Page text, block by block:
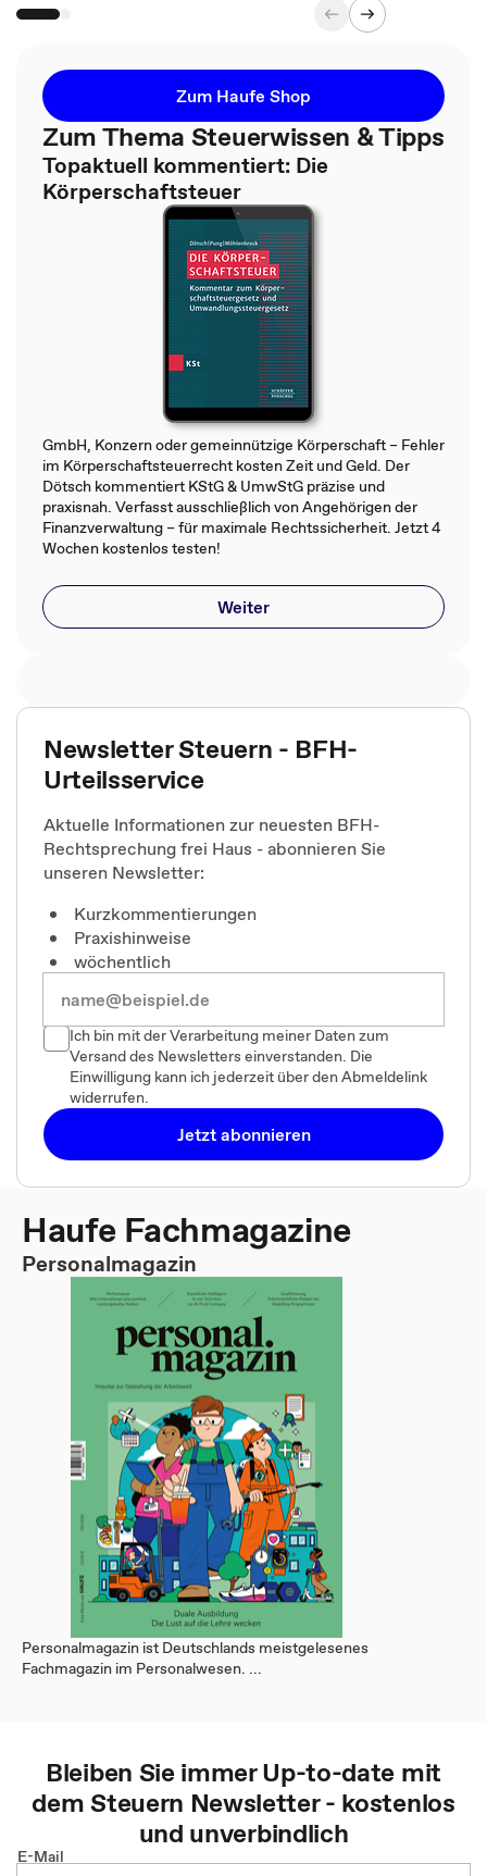
Zum Haufe Shop
Zum Thema Steuerwissen & Tipps
Topaktuell kommentiert: Die
Körperschaftsteuer
GmbH, Konzern oder gemeinnützige Körperschaft – Fehler
im Körperschaftsteuerrecht kosten Zeit und Geld. Der
Dötsch kommentiert KStG & UmwStG präzise und
praxisnah. Verfasst ausschließlich von Angehörigen der
Finanzverwaltung – für maximale Rechtssicherheit. Jetzt 4
Wochen kostenlos testen!
Weiter
Newsletter Steuern - BFH-
Urteilsservice
Aktuelle Informationen zur neuesten BFH-
Rechtsprechung frei Haus - abonnieren Sie
unseren Newsletter:
Kurzkommentierungen
Praxishinweise
wöchentlich
Ich bin mit der Verarbeitung meiner Daten zum
Versand des Newsletters einverstanden. Die
Einwilligung kann ich jederzeit über den Abmeldelink
widerrufen.
Jetzt abonnieren
Haufe Fachmagazine
Personalmagazin
Personalmagazin ist Deutschlands meistgelesenes
Fachmagazin im Personalwesen. ...
Bleiben Sie immer Up-to-date mit
demSteuern Newsletter - kostenlos
und unverbindlich
E-Mail